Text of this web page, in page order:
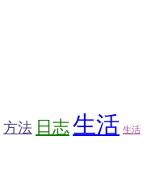
方法 日志生活 生活